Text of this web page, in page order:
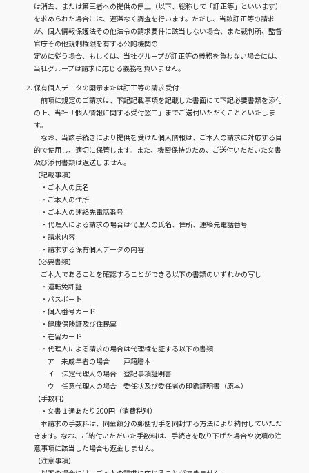
は消去、または第三者への提供の停止（以下、総称して「訂正等」といいます）
を求められた場合には、遅滞なく調査を行います。ただし、当該訂正等の請求
が、個人情報保護法その他法令の請求要件に該当しない場合、また裁判所、監督
官庁その他規制権限を有する公的機関の
定めに従う場合、もしくは、当社グループが訂正等の義務を負わない場合には、
当社グループは請求に応じる義務を負いません。
保有個人データの開示または訂正等の請求受付
前項に規定のご請求は、下記記載事項を記載した書面にて下記必要書類を添付
の上、当社「個人情報に関する受付窓口」までご送付いただくことといたしま
す。
なお、当該手続きにより提供を受けた個人情報は、ご本人の請求に対応する目
的で使用し、適切に保管します。また、機密保持のため、ご送付いただいた文書
及び添付書類は返送しません。
【記載事項】
・ご本人の氏名
・ご本人の住所
・ご本人の連絡先電話番号
・代理人による請求の場合は代理人の氏名、住所、連絡先電話番号
・請求内容
・請求する保有個人データの内容
【必要書類】
ご本人であることを確認することができる以下の書類のいずれかの写し
・運転免許証
・パスポート
・個人番号カード
・健康保険証及び住民票
・在留カード
・代理人による請求の場合は代理権を証する以下の書類
ア 未成年者の場合 戸籍謄本
イ 法定代理人の場合 登記事項証明書
ウ 任意代理人の場合 委任状及び委任者の印鑑証明書（原本）
【手数料】
・文書１通あたり200円（消費税別）
本請求の手数料は、同金額分の郵便切手を同封する方法により納付していただ
きます。なお、ご納付いただいた手数料は、手続きを取り下げた場合や次項の注
意事項に該当した場合も返金しません。
【注意事項】